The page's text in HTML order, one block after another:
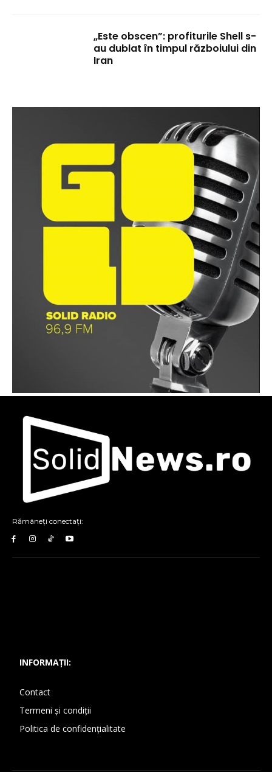
„Este obscen”: profiturile Shell s-
au dublat în timpul războiului din
Iran
Rămâneți conectați:
INFORMAȚII:
Contact
Termeni și condiții
Politica de confidențialitate